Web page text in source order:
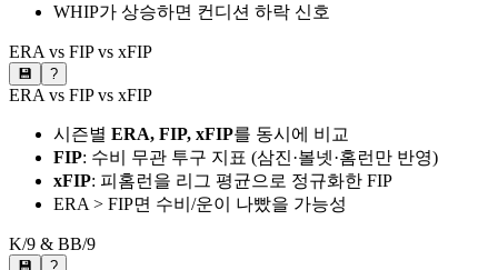
WHIP가 상승하면 컨디션 하락 신호
ERA vs FIP vs xFIP
💾 ?
ERA vs FIP vs xFIP
시즌별 ERA, FIP, xFIP를 동시에 비교
FIP: 수비 무관 투구 지표 (삼진·볼넷·홈런만 반영)
xFIP: 피홈런을 리그 평균으로 정규화한 FIP
ERA > FIP면 수비/운이 나빴을 가능성
K/9 & BB/9
💾 ?